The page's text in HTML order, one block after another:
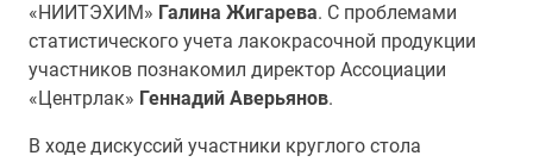
«НИИТЭХИМ» Галина Жигарева. С проблемами
статистического учета лакокрасочной продукции
участников познакомил директор Ассоциации
«Центрлак» Геннадий Аверьянов.
В ходе дискуссий участники круглого стола